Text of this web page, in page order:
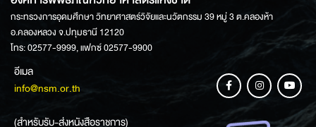
กระทรวงการอุดมศึกษา วิทยาศาสตร์วิจัยและนวัตกรรม 39 หมู่ 3 ต.คลองห้า
อ.คลองหลวง จ.ปทุมธานี 12120
โทร: 02577-9999, แฟกซ์ 02577-9900
อีเมล
info@nsm.or.th
(สำหรับรับ-ส่งหนังสือราชการ)